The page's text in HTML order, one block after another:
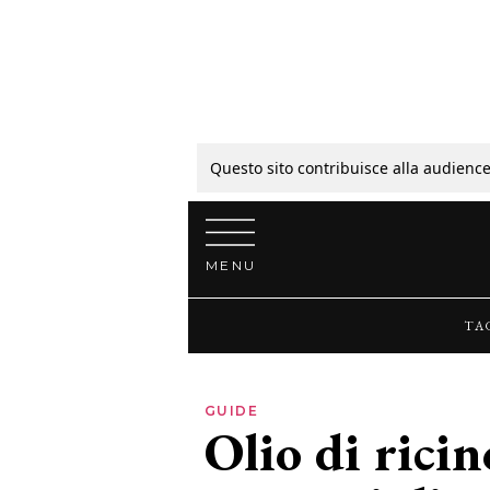
Questo sito contribuisce alla
Vai al contenuto
MENU
GUIDE
Olio di